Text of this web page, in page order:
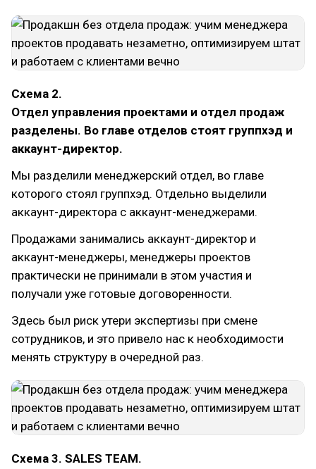
Схема 2.
Отдел управления проектами и отдел продаж
разделены. Во главе отделов стоят группхэд и
аккаунт-директор.
Мы разделили менеджерский отдел, во главе
которого стоял группхэд. Отдельно выделили
аккаунт-директора с аккаунт-менеджерами.
Продажами занимались аккаунт-директор и
аккаунт-менеджеры, менеджеры проектов
практически не принимали в этом участия и
получали уже готовые договоренности.
Здесь был риск утери экспертизы при смене
сотрудников, и это привело нас к необходимости
менять структуру в очередной раз.
Схема 3. SALES TEAM.